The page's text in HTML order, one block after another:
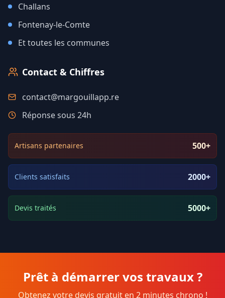
Challans
Fontenay-le-Comte
Et toutes les communes
Contact & Chiffres
contact@margouillapp.re
Réponse sous 24h
Artisans partenaires 500+
Clients satisfaits 2000+
Devis traités 5000+
Prêt à démarrer vos travaux ?
Obtenez votre devis gratuit en 2 minutes chrono !